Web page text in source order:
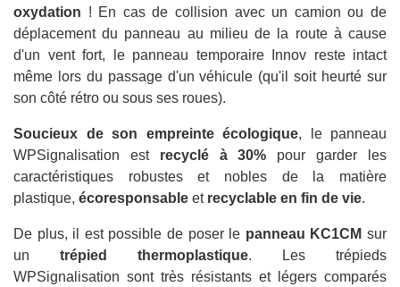
oxydation ! En cas de collision avec un camion ou de
déplacement du panneau au milieu de la route à cause
d'un vent fort, le panneau temporaire Innov reste intact
même lors du passage d'un véhicule (qu'il soit heurté sur
son côté rétro ou sous ses roues).
Soucieux de son empreinte écologique, le panneau
WPSignalisation est recyclé à 30% pour garder les
caractéristiques robustes et nobles de la matière
plastique, écoresponsable et recyclable en fin de vie.
De plus, il est possible de poser le panneau KC1CM sur
un trépied thermoplastique. Les trépieds
WPSignalisation sont très résistants et légers comparés